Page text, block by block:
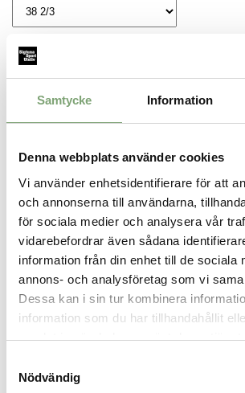
Samtycke Information
Denna webbplats använder cookies
Vi använder enhetsidentifierare för att
och annonserna till användarna,
för sociala medier och analysera vår
vidarebefordrar även sådana
information från din enhet till de sociala
annons- och analysföretag som vi
Dessa kan i sin tur kombinera
information som du har tillhandahållit
samlat in när du har använt deras
Nödvändig
Finns i lager för omgående leverans
Produktbeskrivning:
och innebandy. Dessa stilrena inomhusskor
mellansulan är omsluten av EVA för
sidledsrörelser.
Specifikation:
Normal passform
Snörstängning
Ovandel i textil och syntet
Textilfoder
BOOST-mellansula